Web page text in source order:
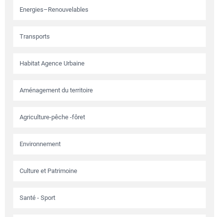
Energies–Renouvelables
Transports
Habitat Agence Urbaine
Aménagement du territoire
Agriculture-pêche -fôret
Environnement
Culture et Patrimoine
Santé - Sport